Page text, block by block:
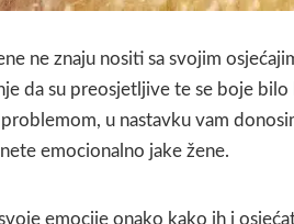
ne znaju nositi sa svojim
da su preosjetljive te se boje
u nastavku vam
emocionalno jake žene.
emocije onako kako ih i